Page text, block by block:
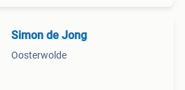
Simon de Jong
Oosterwolde